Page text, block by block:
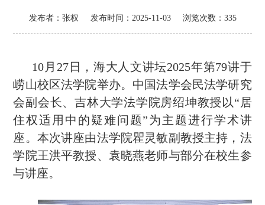
发布者：张权 发布时间：2025-11-03 浏览次数： 335
10 月 27日，海大人文讲坛2025年第79讲于
崂山校区法学院举办。中国法学会民法学研究
会副会长、吉林大学法学院房绍坤教授以“居
住权适用中的疑难问题”为主题进行学术讲
座。本次讲座由法学院瞿灵敏副教授主持，法
学院王洪平教授、袁晓燕老师与部分在校生参
与讲座。